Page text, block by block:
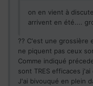
on en vient à
arrivent en été....
?? C'est une grossière
ne piquent pas ceux
Comme indiqué
sont TRES efficaces
J'ai bivouqué en plein